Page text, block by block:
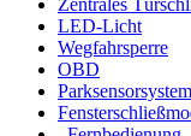
LED-Licht
Wegfahrsperre
OBD
Parksensorsystem